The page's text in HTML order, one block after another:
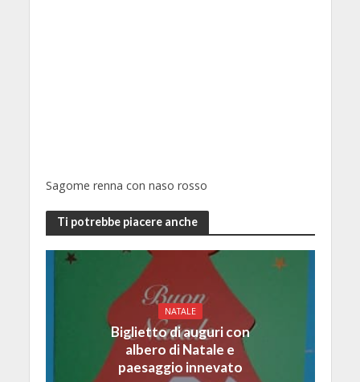
Sagome renna con naso rosso
Ti potrebbe piacere anche
NATALE
Biglietto di auguri con
albero di Natale e
paesaggio innevato